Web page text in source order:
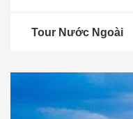
Tour Nước Ngoài